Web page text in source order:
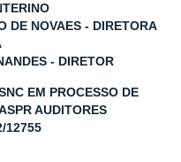
DE NOVAES - DIRETORA
- DIRETOR
EM PROCESSO DE
AUDITORES
12755